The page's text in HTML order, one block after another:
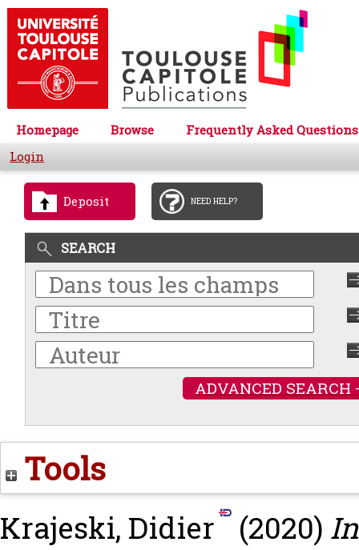
Homepage Browse
Frequently Asked Questions
Login
Deposit NEED HELP?
SEARCH
ADVANCED SEARCH
Tools
Krajeski, Didier (2020)